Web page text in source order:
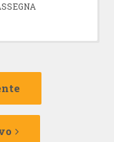
Articolo
Articolo